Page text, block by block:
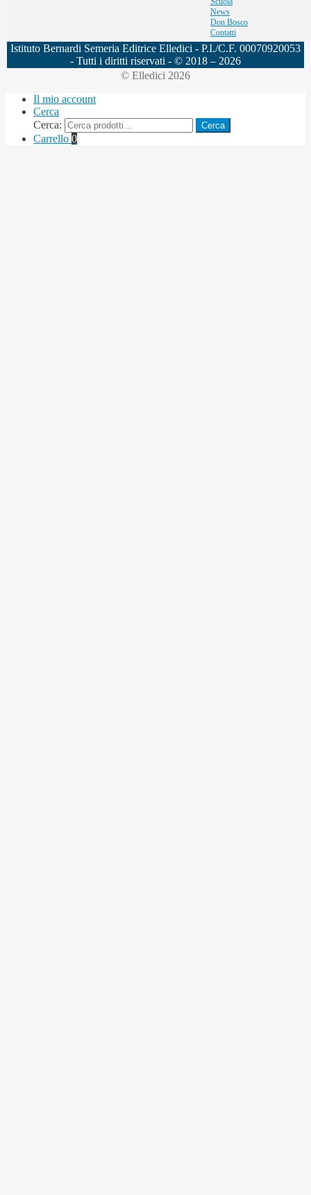
News
Don Bosco
Contatti
Istituto Bernardi Semeria Editrice Elledici - P.I./C.F. 00070920053
- Tutti i diritti riservati - © 2018 – 2026
© Elledici 2026
Il mio account
Cerca
Cerca:
Cerca
Carrello 0